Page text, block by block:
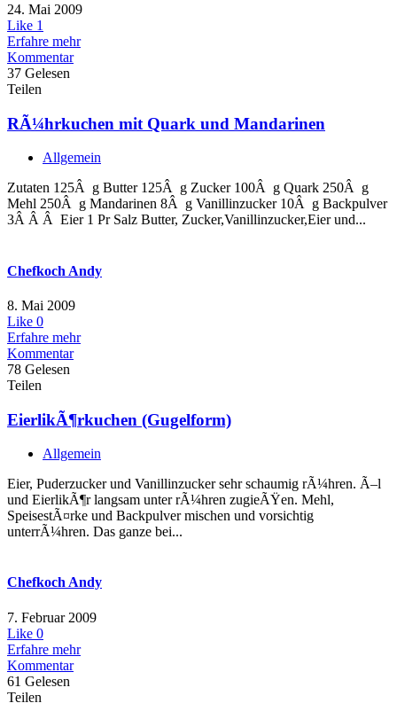
24. Mai 2009
Like 1
Erfahre mehr
Kommentar
37 Gelesen
Teilen
RÃ¼hrkuchen mit Quark und Mandarinen
Allgemein
Zutaten 125Â g Butter 125Â g Zucker 100Â g Quark 250Â g
Mehl 250Â g Mandarinen 8Â g Vanillinzucker 10Â g Backpulver
3Â Â Â Eier 1 Pr Salz Butter, Zucker,Vanillinzucker,Eier und...
Chefkoch Andy
8. Mai 2009
Like 0
Erfahre mehr
Kommentar
78 Gelesen
Teilen
EierlikÃ¶rkuchen (Gugelform)
Allgemein
Eier, Puderzucker und Vanillinzucker sehr schaumig rÃ¼hren. Ã–l
und EierlikÃ¶r langsam unter rÃ¼hren zugieÃŸen. Mehl,
SpeisestÃ¤rke und Backpulver mischen und vorsichtig
unterrÃ¼hren. Das ganze bei...
Chefkoch Andy
7. Februar 2009
Like 0
Erfahre mehr
Kommentar
61 Gelesen
Teilen